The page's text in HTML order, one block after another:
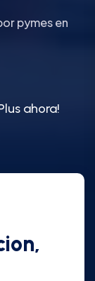
pymes en
ahora!